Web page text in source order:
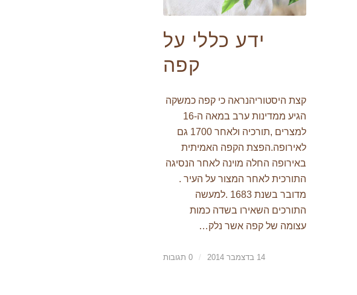
ידע כללי על
קפה
קצת היסטוריהנראה כי קפה כמשקה
הגיע ממדינות ערב במאה ה-16
למצרים ,תורכיה ולאחר 1700 גם
לאירופה.הפצת הקפה האמיתית
באירופה החלה מוינה לאחר הנסיגה
התורכית לאחר המצור על העיר .
מדובר בשנת 1683 .למעשה
התורכים השאירו בשדה כמות
עצומה של קפה אשר נלק…
14 בדצמבר 2014 / 0 תגובות